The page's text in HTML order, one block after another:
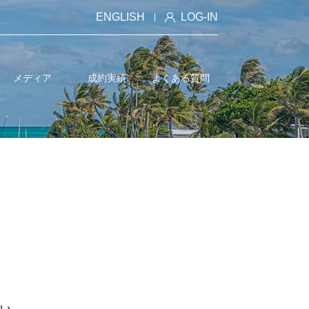
ENGLISH LOG-IN
メディア 成約実績 よくある質問